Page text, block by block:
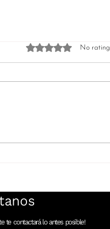
Rated 0 out of 5
No
te contactará lo antes posible!